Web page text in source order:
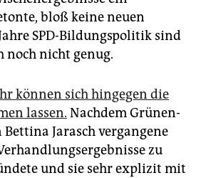
bloß keine neuen
SPD-Bildungspolitik sind
noch nicht genug.
können sich hingegen die
lassen. Nachdem Grünen-
Jarasch vergangene
zu
und sie sehr explizit mit